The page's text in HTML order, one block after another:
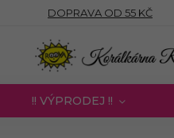
DOPRAVA OD 55 KČ
!! VÝPRODEJ !!